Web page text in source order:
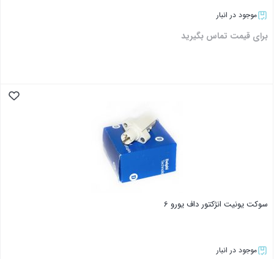
موجود در انبار
برای قیمت تماس بگیرید
سوکت یونیت انژکتور داف یورو 6
موجود در انبار